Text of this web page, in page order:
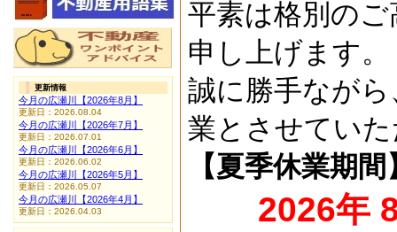
平素は格別の
申し上げます。
誠に勝手なが
業とさせてい
【夏季休業期間
2026年
更新情報
今月の広瀬川【2026年8月】
更新日：2026.08.04
今月の広瀬川【2026年7月】
更新日：2026.07.01
今月の広瀬川【2026年6月】
更新日：2026.06.02
今月の広瀬川【2026年5月】
更新日：2026.05.07
今月の広瀬川【2026年4月】
更新日：2026.04.03